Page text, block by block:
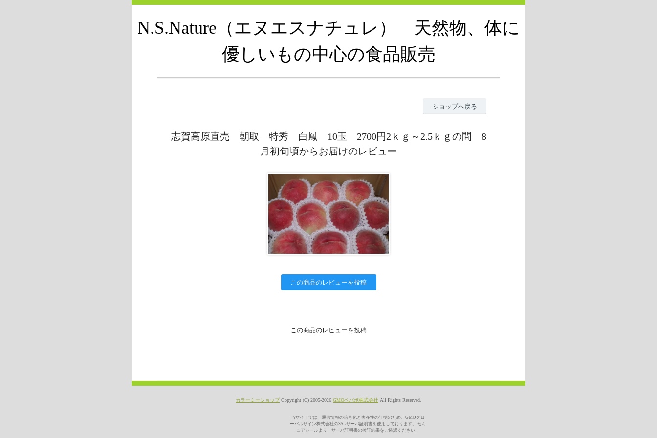
N.S.Nature（エヌエスナチュレ） 天然物、体に
優しいもの中心の食品販売
ショップへ戻る
志賀高原直売 朝取 特秀 白鳳 10玉 2700円2ｋｇ～2.5ｋｇの間 8
月初旬頃からお届けのレビュー
この商品のレビューを投稿
この商品のレビューを投稿
カラーミーショップCopyright (C) 2005-2026 GMOペパボ株式会社 All Rights Reserved.
当サイトでは、通信情報の暗号化と実在性の証明のため、GMOグロ
ーバルサイン株式会社のSSLサーバ証明書を使用しております。 セキ
ュアシールより、サーバ証明書の検証結果をご確認ください。